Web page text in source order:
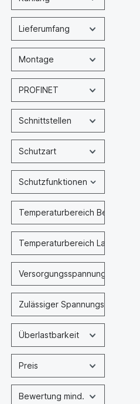
Lieferumfang
Montage
PROFINET
Schnittstellen
Schutzart
Schutzfunktionen
Temperaturbereich Betrieb
Temperaturbereich Lagerung
Versorgungsspannung nominal
Zulässiger Spannungsbereich
Überlastbarkeit
Preis
Bewertung mind.